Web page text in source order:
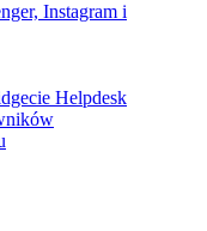
Instagram i
Helpdesk